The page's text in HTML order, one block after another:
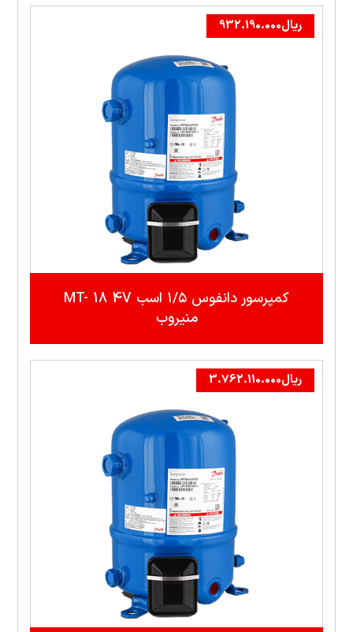
کمپرسور دانفوس ۱/۵ اسب MT- 18 4V
منيروب
ریال932.190.000
ریال3.762.110.000